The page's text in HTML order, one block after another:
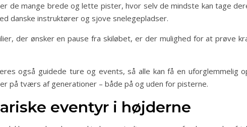
de mange brede og lette pister, hvor selv de mindste kan tage
danske instruktører og sjove snelegepladser.
der ønsker en pause fra skiløbet, er der mulighed for at
også guidede ture og events, så alle kan få en uforglemmelig
på tværs af generationer – både på og uden for pisterne.
eventyr i højderne